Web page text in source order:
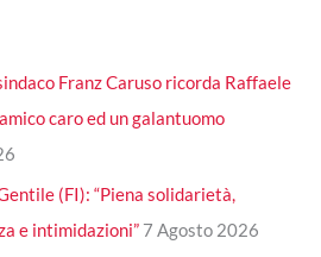
Franz Caruso ricorda Raffaele
caro ed un galantuomo
(FI): “Piena solidarietà,
e intimidazioni” 7 Agosto 2026